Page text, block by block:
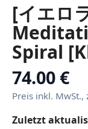
[イエロ
Spiral
für
74.00 €
Preis inkl. MwSt.,
Zuletzt